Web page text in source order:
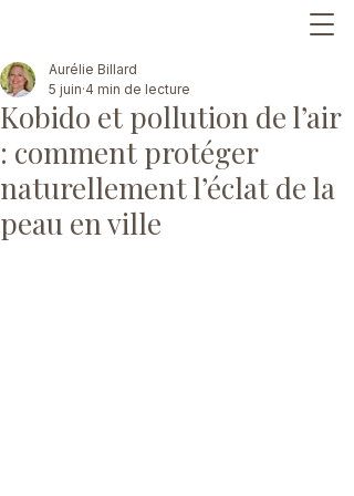
Kobido et pollution de l’air
: comment protéger
naturellement l’éclat de la
peau en ville
Aurélie Billard
5 juin 4 min de lecture